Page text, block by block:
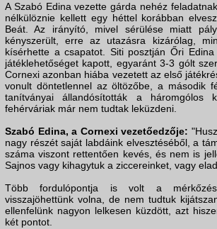
A Szabó Edina vezette gárda nehéz
nélkülöznie kellett egy héttel korábban
Beát. Az irányító, mivel sérülése miatt
kényszerült, erre az utazásra kizárólag,
kísérhette a csapatot. Siti posztján Őri
játéklehetőséget kapott, egyaránt 3-3 gólt
Cornexi azonban hiába vezetett az első
vonult döntetlennel az öltözőbe, a második
tanítványai állandósították a háromgólos
fehérváriak már nem tudtak leküzdeni.
Szabó Edina, a Cornexi vezetőedzője:
nagy részét saját labdáink elvesztéséből, a
száma viszont rettentően kevés, és nem is
Sajnos vagy kihagytuk a ziccereinket, vagy
Több fordulópontja is volt a
visszajöhettünk volna, de nem tudtuk
ellenfelünk nagyon lelkesen küzdött, azt
két pontot.